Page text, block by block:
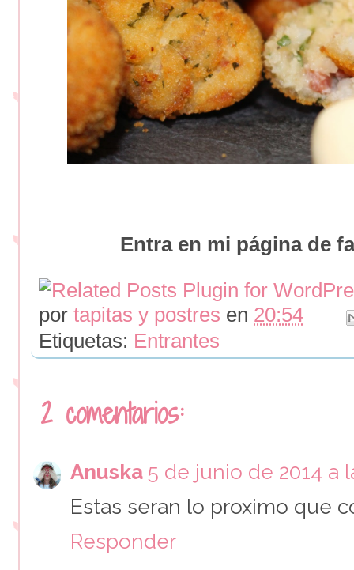
Entra en mi página de
por tapitas y postres en 20:54
Etiquetas: Entrantes
2 comentarios:
Anuska 5 de junio de 2014 a
Estas seran lo proximo que
Responder